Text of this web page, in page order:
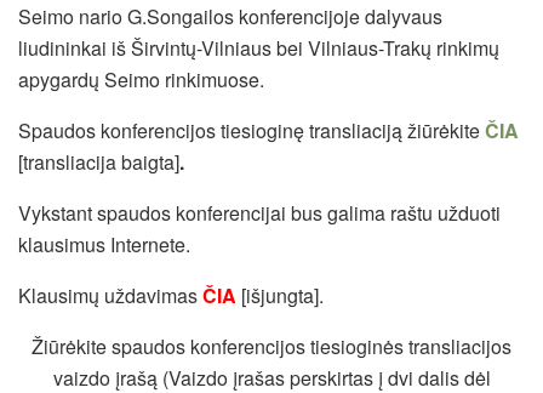
Seimo nario G.Songailos konferencijoje dalyvaus
liudininkai iš Širvintų-Vilniaus bei Vilniaus-Trakų rinkimų
apygardų Seimo rinkimuose.
Spaudos konferencijos tiesioginę transliaciją žiūrėkiteČIA
[transliacija baigta].
Vykstant spaudos konferencijai bus galima raštu užduoti
klausimus Internete.
Klausimų uždavimasČIA [išjungta].
Žiūrėkite spaudos konferencijos tiesioginės transliacijos
vaizdo įrašą (Vaizdo įrašas perskirtas į dvi dalis dėl